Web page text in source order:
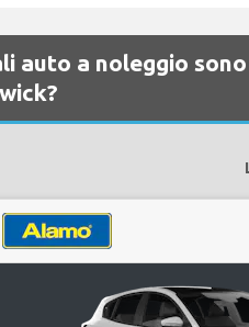
auto a noleggio